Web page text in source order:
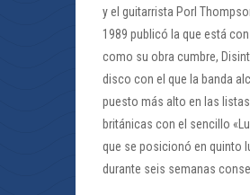
y el guitarrista Porl
1989 publicó la que está
como su obra cumbre,
disco con el que la banda
puesto más alto en las listas
británicas con el sencillo
que se posicionó en quinto
durante seis semanas